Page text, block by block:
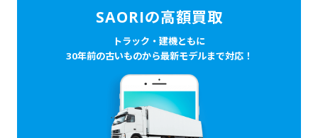
SAORIの高額買取
トラック・建機ともに
30年前の古いものから最新モデルまで対応！